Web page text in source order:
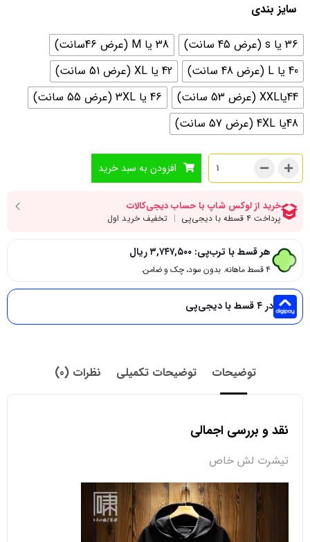
سایز بندی
36 یا s (عرض 45 سانت)
38 یا M (عرض 46سانت)
40 یا L (عرض 48 سانت)
42 یا XL (عرض 51 سانت)
44یاXXL (عرض 53 سانت)
46 یا 3XL (عرض 55 سانت)
48یا 4XL (عرض 57 سانت)
افزودن به سبد خرید
هر قسط با ترب‌پی: ۳,۷۴۷,۵۰۰ریال
۴ قسط ماهانه. بدون سود، چک و ضامن.
در ۴ قسط با دیجی‌پی
توضیحات توضیحات تکمیلی نظرات (0)
نقد و بررسی اجمالی
تیشرت لش خاص